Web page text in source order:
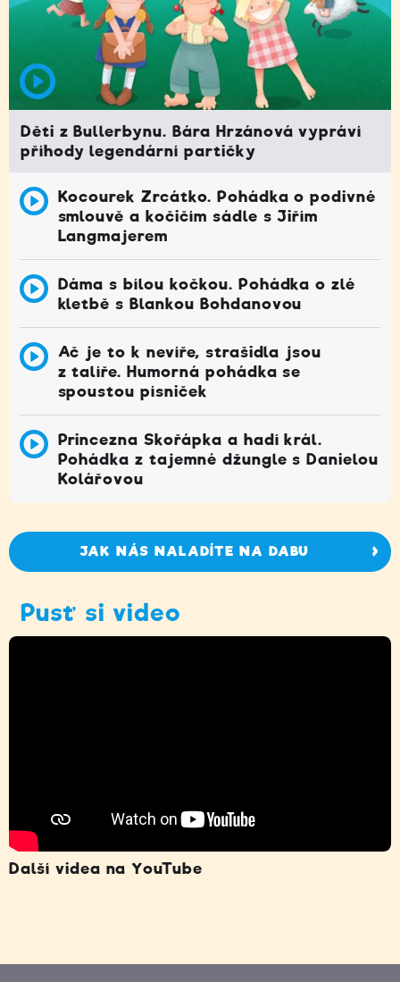
Děti z Bullerbynu. Bára Hrzánová vypráví
příhody legendární partičky
Kocourek Zrcátko. Pohádka o podivné
smlouvě a kočičím sádle s Jiřím
Langmajerem
Dáma s bílou kočkou. Pohádka o zlé
kletbě s Blankou Bohdanovou
Ač je to k nevíře, strašidla jsou
z talíře. Humorná pohádka se
spoustou písniček
Princezna Skořápka a hadí král.
Pohádka z tajemné džungle s Danielou
Kolářovou
JAK NÁS NALADÍTE NA DABU
Pusť si video
Další videa na YouTube